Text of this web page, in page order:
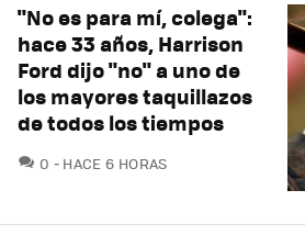
"No es para mí, colega":
hace 33 años, Harrison
Ford dijo "no" a uno de
los mayores taquillazos
de todos los tiempos
0 COMENTARIOS
HACE 6 HORAS